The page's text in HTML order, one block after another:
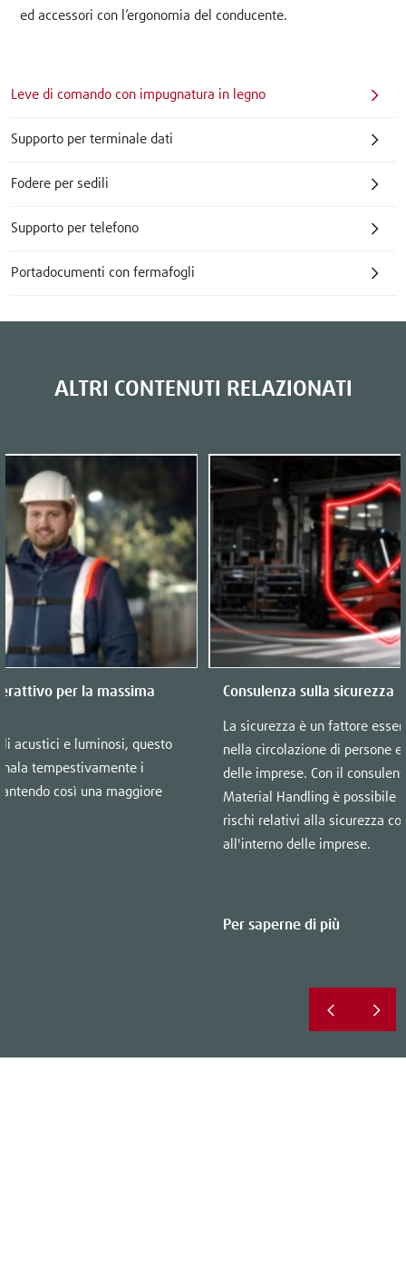
ed accessori con l’ergonomia del conducente.
Leve di comando con impugnatura in legno
Supporto per terminale dati
Fodere per sedili
Supporto per telefono
Portadocumenti con fermafogli
ALTRI CONTENUTI RELAZIONATI
per la massima
acustici e luminosi, questo
tempestivamente i
così una maggiore
Consulenza sulla sicurezza
La sicurezza è un fattore
nella circolazione di persone
delle imprese. Con il
Material Handling è possibile
rischi relativi alla sicurezza
all'interno delle imprese.
Per saperne di più